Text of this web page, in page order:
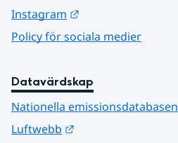
Instagram
Policy för sociala medier
Datavärdskap
Nationella emissionsdatabasen
Luftwebb